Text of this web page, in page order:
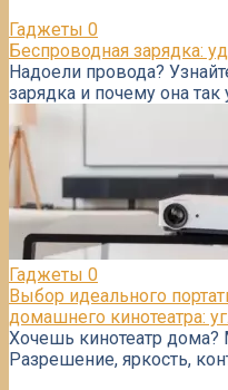
Гаджеты 0
Беспроводная зарядка:
Надоели провода?
зарядка и почему она
Гаджеты 0
Выбор идеального
домашнего кинотеатра:
Хочешь кинотеатр дома?
Разрешение, яркость,